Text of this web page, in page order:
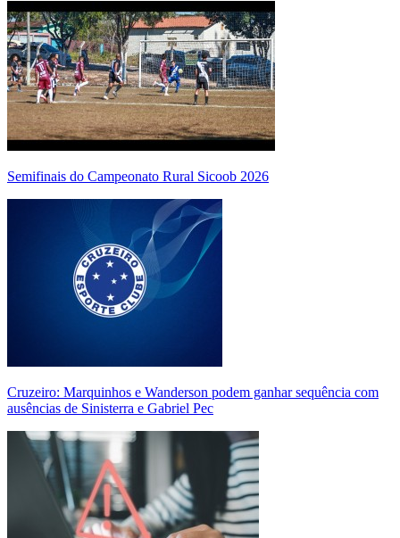
Semifinais do Campeonato Rural Sicoob 2026
Cruzeiro: Marquinhos e Wanderson podem ganhar sequência com
ausências de Sinisterra e Gabriel Pec